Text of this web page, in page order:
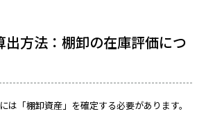
出方法：棚卸の在庫評価につ
は「棚卸資産」を確定する必要があります。